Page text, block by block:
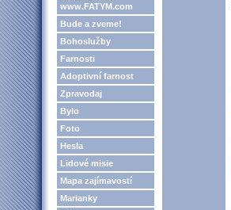
www.FATYM.com
Bude a zveme!
Bohoslužby
Farnosti
Adoptivní farnost
Zpravodaj
Bylo
Foto
Hesla
Lidové misie
Mapa zajímavostí
Marianky